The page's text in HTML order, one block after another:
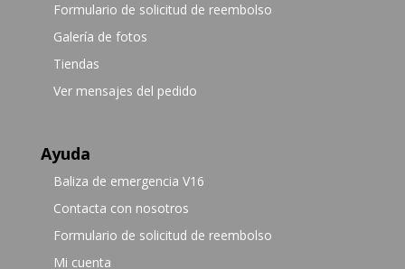
Formulario de solicitud de reembolso
Galería de fotos
Tiendas
Ver mensajes del pedido
Ayuda
Baliza de emergencia V16
Contacta con nosotros
Formulario de solicitud de reembolso
Mi cuenta